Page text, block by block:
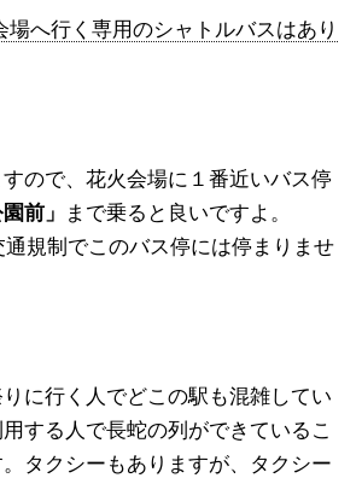
場へ行く専用のシャトルバスはあり
ので、花火会場に１番近いバス停
前」
まで乗ると良いですよ。
通規制でこのバス停には停まりませ
に行く人でどこの駅も混雑してい
する人で長蛇の列ができているこ
タクシーもありますが、タクシー